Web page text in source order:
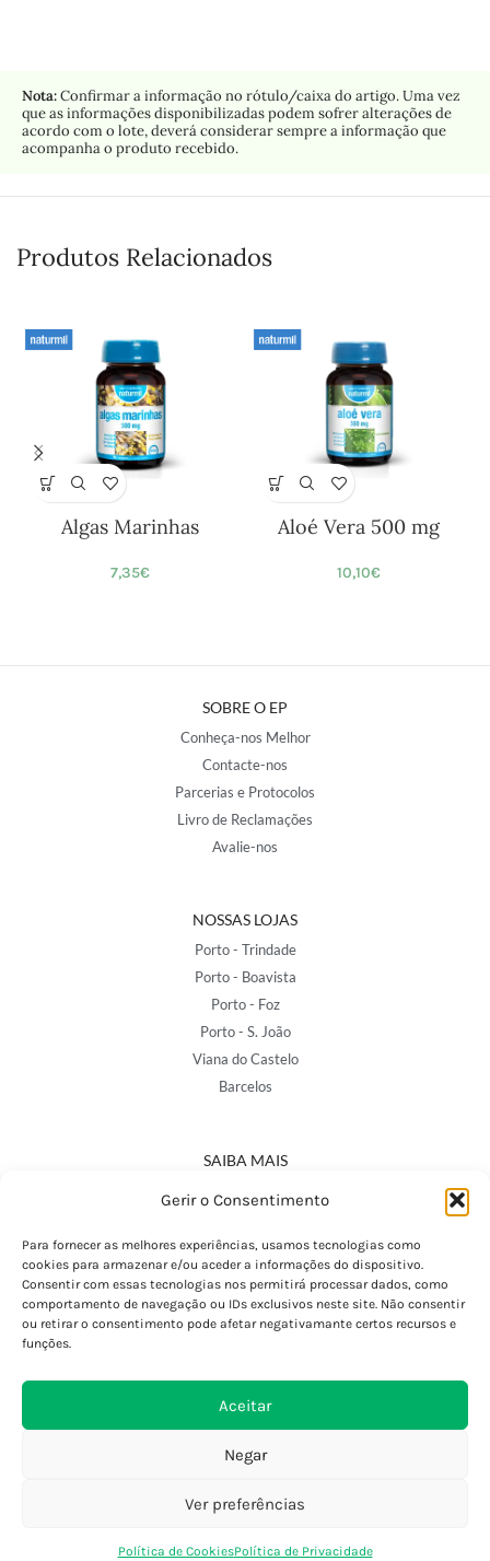
Gerir o Consentimento
Para fornecer as melhores experiências, usamos tecnologias como
cookies para armazenar e/ou aceder a informações do dispositivo.
Consentir com essas tecnologias nos permitirá processar dados, como
comportamento de navegação ou IDs exclusivos neste site. Não consentir
ou retirar o consentimento pode afetar negativamante certos recursos e
funções.
Aceitar
Negar
Ver preferências
Política de CookiesPolítica de Privacidade
Nota:Confirmar a informação no rótulo/caixa do artigo. Uma vez
que as informações disponibilizadas podem sofrer alterações de
acordo com o lote, deverá considerar sempre a informação que
acompanha o produto recebido.
Produtos Relacionados
Algas Marinhas
7,35€
Aloé Vera 500 mg
10,10€
SOBRE O EP
Conheça-nos Melhor
Contacte-nos
Parcerias e Protocolos
Livro de Reclamações
Avalie-nos
NOSSAS LOJAS
Porto - Trindade
Porto - Boavista
Porto - Foz
Porto - S. João
Viana do Castelo
Barcelos
SAIBA MAIS
Política de Privacidade
Termos e Condições
Perguntas Frequentes
Custos de Envio
Encomendas Internacionais
Devoluções e Trocas